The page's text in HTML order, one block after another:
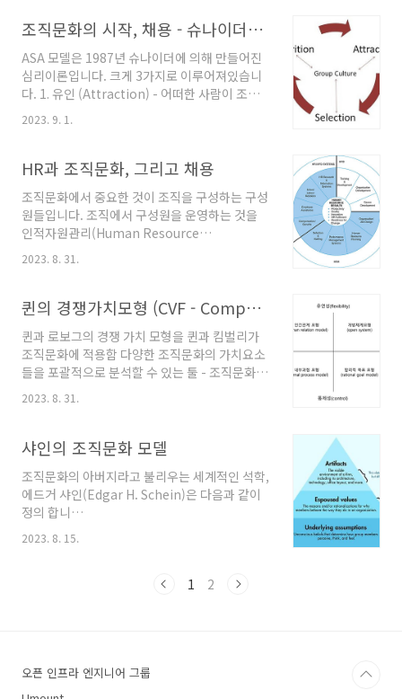
벅스는 한국에 지난 1999년 진출..
며, Day1 즉 첫날과 같은 마음 가짐을 강조합니
다. AWS 등의 굿즈에서도 어렵지 않게 볼 수 있
는 부분이기도 합니다. 매일 새로운 마음가짐으
로 도전한다. 라고 할 수 있으며, 초심을 잃는 둘
째날(Day2)에는 추락한다고 합니다. Day1을 통
해 끊임없는 호기김, 민첩함, 실험적 접근 등을 통
조직문화의 시작, 채용 - 슈나이더의 ASA모델
ASA 모델은 1987년 슈나이더에 의해 만들어진
심리이론입니다. 크게 3가지로 이루어져있습니
다. 1. 유인 (Attraction) - 어떠한 사람이 조직
에 들어가기 위해서는 자신과 비슷한 조직에 끌
림 2. 선별 (Selection) - 조직에서 구성원을 선
소멸 (Attriition) - 조직에 잘 적응하지 못하는
사람은 떠날 가능성이 높음 다시 말하자면, 창업
자 혹은 경영 리더의 가치관 과 구성원의 가치관
이 비슷할 수록 서로에게 끌리게 되고, 결국 그게
채용으로 이어지며, 서로의 가치관이 다르면 퇴
사를 하게 되는 일련의 과정을 나타냅니다. 이 말
ASA ..
2023. 9. 1.
HR과 조직문화, 그리고 채용
조직문화에서 중요한 것이 조직을 구성하는 구성
원들입니다. 조직에서 구성원을 운영하는 것을
인적자원관리(Human Resource
Management, HRM)라고 합니다. 회사에서 흔
히 말하는 HR이 바로 그것이죠. 최근에는 HR을
사(HRM)과 성장(HRD)으로 나눠집니다. HR 특
히, 조직문화에서 하는 업무는 구성원들이 조직
문화에 대한 이해를 높히기 위한 혹은 개선하기
위한 것이 주가 됩니다. 회사의 지향점, 가치, 일
하는 방식을 설정하고 명분화 하는 일 - 컬처덱 설
정, 일하는 방법 설정 등 전사 소통 프로그램 기
도 개선, 피드백 문화 등 조직문화..
2023. 8. 31.
퀸의 경쟁가치모형 (CVF - Competing Value Framework)
퀸과 로보그의 경쟁 가치 모형을 퀸과 킴벌리가
조직문화에 적용함 다양한 조직문화의 가치요소
들을 포괄적으로 분석할 수 있는 툴 - 조직문화의
유형을 구분하기 위한 도구로 사용할 수 있음 조
직문화 구분의 기준 - 구조의 경직도 (유연 - 통
향 (개방체계 모형, 혁신지향적) - 상황 변화에 빠
르게 적응 - 구성원은 유연하고, 변화에 빠르게
반응하며, 위험을 감수 - 업무단위는 프로젝트 목
적에 따라 유연하게 구성됨 장점 : 보유한 지식,
기술 및 자원을 최적으로 사용할 수 있어 효율적
임 (조직의 성장과 발전, 도전의식, 모험성, 창의
프로세스 미진으로 루틴한..
2023. 8. 31.
샤인의 조직문화 모델
조직문화의 아버지라고 불리우는 세계적인 석학,
에드거 샤인(Edgar H. Schein)은 다음과 같이
정의 합니
다.“The culture of a group can be defined as the
직문화란 한 조직이 외부 환경에 적응하고..
2023. 8. 15.
1 2
오픈 인프라 엔지니어 그룹